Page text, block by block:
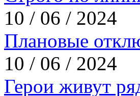
10 / 06 / 2024
Плановые
10 / 06 / 2024
Герои живут